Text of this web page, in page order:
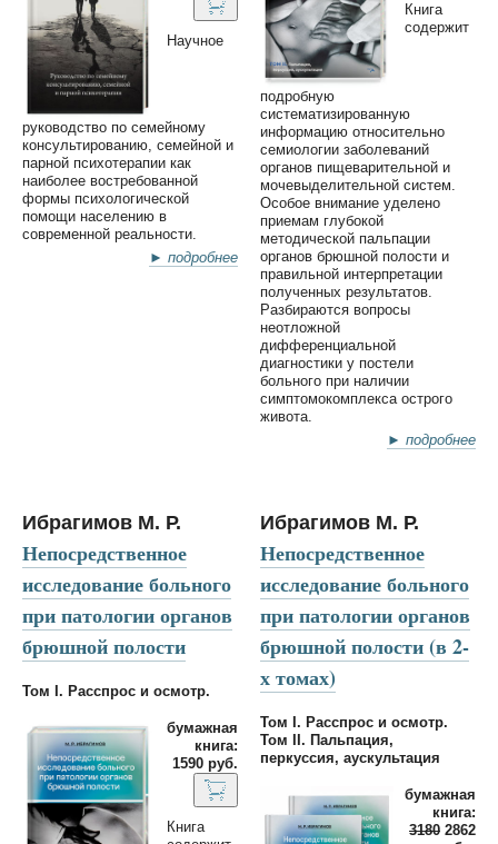
Научное
руководство по семейному
консультированию, семейной и
парной психотерапии как
наиболее востребованной
формы психологической
помощи населению в
современной реальности.
► подробнее
Книга
содержит
подробную
систематизированную
информацию относительно
семиологии заболеваний
органов пищеварительной и
мочевыделительной систем.
Особое внимание уделено
приeмам глубокой
методической пальпации
органов брюшной полости и
правильной интерпретации
полученных результатов.
Разбираются вопросы
неотложной
дифференциальной
диагностики у постели
больного при наличии
симптомокомплекса острого
живота.
► подробнее
Ибрагимов М. Р.
Непосредственное
исследование больного
при патологии органов
брюшной полости
Том I. Расспрос и осмотр.
бумажная
книга:
1590 руб.
Книга
Ибрагимов М. Р.
Непосредственное
исследование больного
при патологии органов
брюшной полости (в 2-
х томах)
Том I. Расспрос и осмотр.
Том II. Пальпация,
перкуссия, аускультация
бумажная
книга:
3180 2862